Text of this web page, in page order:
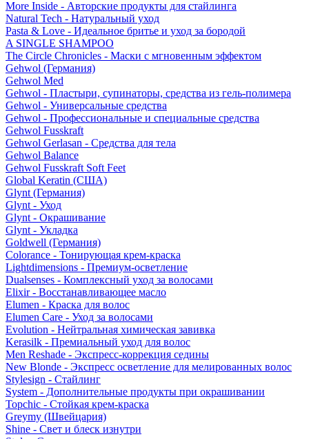
More Inside - Авторские продукты для стайлинга
Natural Tech - Натуральный уход
Pasta & Love - Идеальное бритье и уход за бородой
A SINGLE SHAMPOO
The Circle Chronicles - Маски с мгновенным эффектом
Gehwol (Германия)
Gehwol Med
Gehwol - Пластыри, супинаторы, средства из гель-полимера
Gehwol - Универсальные средства
Gehwol - Профессиональные и специальные средства
Gehwol Fusskraft
Gehwol Gerlasan - Средства для тела
Gehwol Balance
Gehwol Fusskraft Soft Feet
Global Keratin (США)
Glynt (Германия)
Glynt - Уход
Glynt - Окрашивание
Glynt - Укладка
Goldwell (Германия)
Colorance - Тонирующая крем-краска
Lightdimensions - Премиум-осветление
Dualsenses - Комплексный уход за волосами
Elixir - Восстанавливающее масло
Elumen - Краска для волос
Elumen Care - Уход за волосами
Evolution - Нейтральная химическая завивка
Kerasilk - Премиальный уход для волос
Men Reshade - Экспресс-коррекция седины
New Blonde - Экспресс осветление для мелированных волос
Stylesign - Стайлинг
System - Дополнительные продукты при окрашивании
Topchic - Стойкая крем-краска
Greymy (Швейцария)
Shine - Свет и блеск изнутри